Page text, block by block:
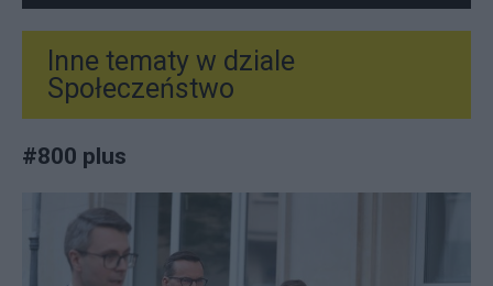
Inne tematy w dziale
Społeczeństwo
#800 plus